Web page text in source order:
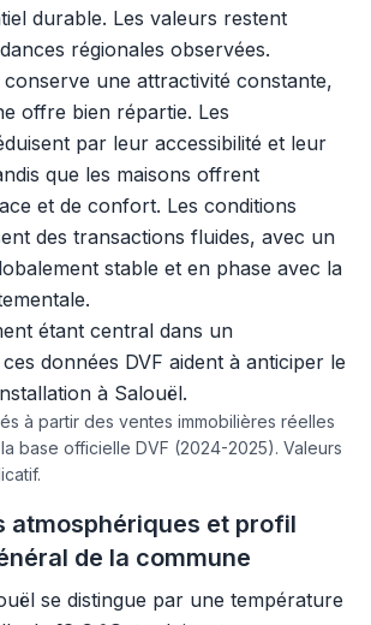
durable. Les valeurs restent
régionales observées.
une attractivité constante,
offre bien répartie. Les
par leur accessibilité et leur
que les maisons offrent
et de confort. Les conditions
des transactions fluides, avec un
stable et en phase avec la
étant central dans un
données DVF aident à anticiper le
à Salouël.
à partir des ventes immobilières réelles
base officielle DVF (2024-2025). Valeurs
atmosphériques et profil
de la commune
se distingue par une température